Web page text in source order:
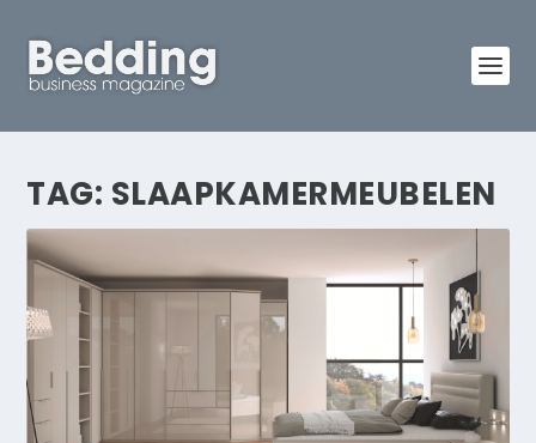
TAG: SLAAPKAMERMEUBELEN